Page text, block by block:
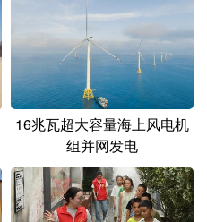
Français عربى
日本語 한국어
16兆瓦超大容量海上风电机
组并网发电